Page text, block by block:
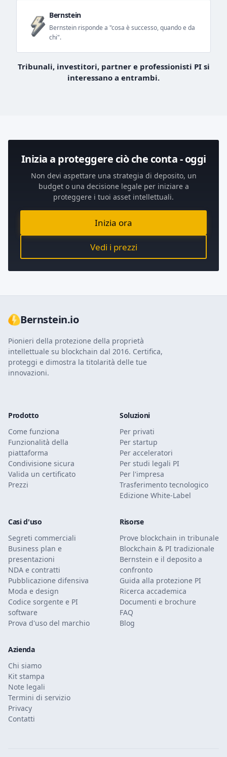
Bernstein
Bernstein risponde a "cosa è successo, quando e da
chi".
Tribunali, investitori, partner e professionisti PI si
interessano a entrambi.
Inizia a proteggere ciò che conta - oggi
Non devi aspettare una strategia di deposito, un
budget o una decisione legale per iniziare a
proteggere i tuoi asset intellettuali.
Inizia ora
Vedi i prezzi
Bernstein.io
Pionieri della protezione della proprietà
intellettuale su blockchain dal 2016. Certifica,
proteggi e dimostra la titolarità delle tue
innovazioni.
Prodotto
Come funziona
Funzionalità della
piattaforma
Condivisione sicura
Valida un certificato
Prezzi
Soluzioni
Per privati
Per startup
Per acceleratori
Per studi legali PI
Per l'impresa
Trasferimento tecnologico
Edizione White-Label
Casi d'uso
Segreti commerciali
Business plan e
presentazioni
NDA e contratti
Pubblicazione difensiva
Moda e design
Codice sorgente e PI
software
Prova d'uso del marchio
Risorse
Prove blockchain in tribunale
Blockchain & PI tradizionale
Bernstein e il deposito a
confronto
Guida alla protezione PI
Ricerca accademica
Documenti e brochure
FAQ
Blog
Azienda
Chi siamo
Kit stampa
Note legali
Termini di servizio
Privacy
Contatti